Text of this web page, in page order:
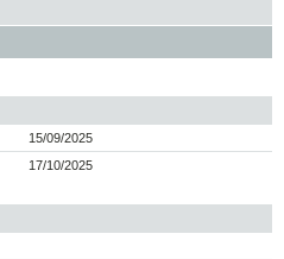
15/09/2025
17/10/2025